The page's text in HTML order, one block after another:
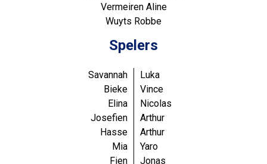
Vermeiren Aline
Wuyts Robbe
Spelers
Savannah
Bieke
Elina
Josefien
Hasse
Mia
Fien
Luka
Vince
Nicolas
Arthur
Arthur
Yaro
Jonas